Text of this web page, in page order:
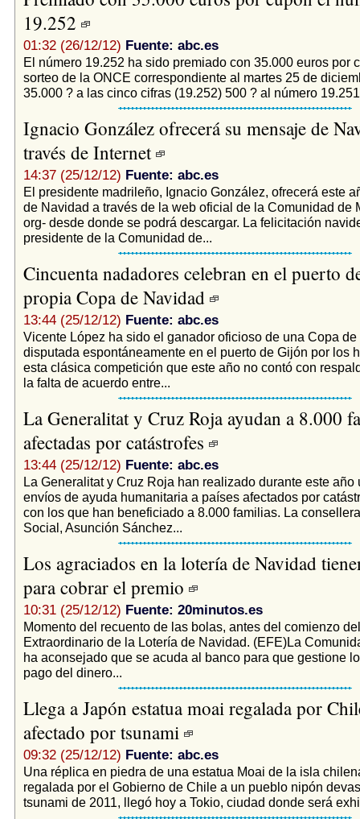
19.252
01:32 (26/12/12) Fuente: abc.es
El número 19.252 ha sido premiado con 35.000 euros por
sorteo de la ONCE correspondiente al martes 25 de
35.000 ? a las cinco cifras (19.252) 500 ? al número
Ignacio González ofrecerá su mensaje de
través de Internet
14:37 (25/12/12) Fuente: abc.es
El presidente madrileño, Ignacio González, ofrecerá este
de Navidad a través de la web oficial de la Comunidad de
org- desde donde se podrá descargar. La felicitación
presidente de la Comunidad de...
Cincuenta nadadores celebran en el puerto
propia Copa de Navidad
13:44 (25/12/12) Fuente: abc.es
Vicente López ha sido el ganador oficioso de una Copa
disputada espontáneamente en el puerto de Gijón por los
esta clásica competición que este año no contó con
la falta de acuerdo entre...
La Generalitat y Cruz Roja ayudan a 8.000
afectadas por catástrofes
13:44 (25/12/12) Fuente: abc.es
La Generalitat y Cruz Roja han realizado durante este año
envíos de ayuda humanitaria a países afectados por
con los que han beneficiado a 8.000 familias. La
Social, Asunción Sánchez...
Los agraciados en la lotería de Navidad
para cobrar el premio
10:31 (25/12/12) Fuente: 20minutos.es
Momento del recuento de las bolas, antes del comienzo
Extraordinario de la Lotería de Navidad. (EFE)La
ha aconsejado que se acuda al banco para que gestione
pago del dinero...
Llega a Japón estatua moai regalada por
afectado por tsunami
09:32 (25/12/12) Fuente: abc.es
Una réplica en piedra de una estatua Moai de la isla
regalada por el Gobierno de Chile a un pueblo nipón
tsunami de 2011, llegó hoy a Tokio, ciudad donde será